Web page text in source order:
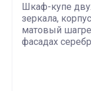
Шкаф-купе
зеркала,
матовый
фасадах